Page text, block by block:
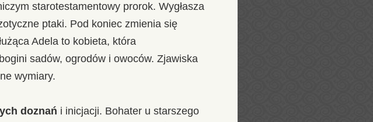
starotestamentowy prorok. Wygłasza
ptaki. Pod koniec zmienia się
Adela to kobieta, która
sadów, ogrodów i owoców. Zjawiska
wymiary.
doznań i inicjacji. Bohater u starszego